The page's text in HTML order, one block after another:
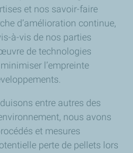
et nos savoir-faire
d’amélioration continue,
à-vis de nos parties
de technologies
l’empreinte
entre autres des
nous avons
et mesures
perte de pellets lors